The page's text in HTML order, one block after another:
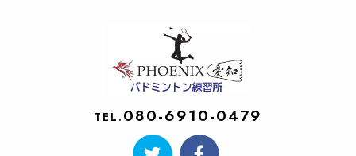
TEL. 080-6910-0479